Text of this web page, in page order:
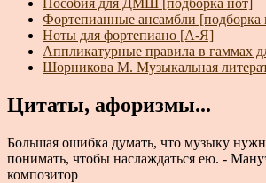
Фортепианные ансамбли [подборка
Ноты для фортепиано [А-Я]
Аппликатурные правила в гаммах
Шорникова М. Музыкальная
Цитаты, афоризмы...
Большая ошибка думать, что музыку
понимать, чтобы наслаждаться ею. -
композитор